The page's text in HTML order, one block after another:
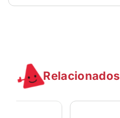
Relacionados